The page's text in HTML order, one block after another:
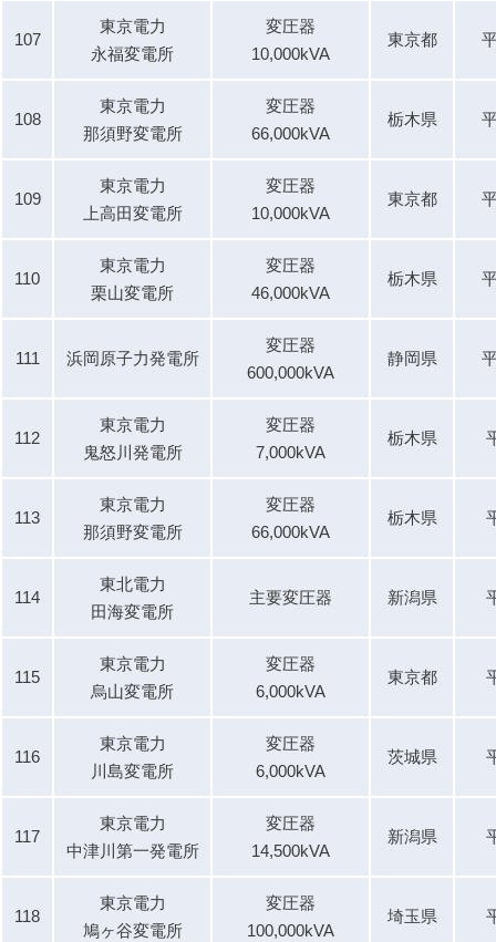
107
東京電力
永福変電所
変圧器
10,000kVA
東京都
108
東京電力
那須野変電所
変圧器
66,000kVA
栃木県
109
東京電力
上高田変電所
変圧器
10,000kVA
東京都
110
東京電力
栗山変電所
変圧器
46,000kVA
栃木県
111 浜岡原子力発電所
変圧器
600,000kVA
静岡県
112
東京電力
鬼怒川発電所
変圧器
7,000kVA
栃木県
113
東京電力
那須野変電所
変圧器
66,000kVA
栃木県
114
東北電力
田海変電所
主要変圧器 新潟県
115
東京電力
烏山変電所
変圧器
6,000kVA
東京都
116
東京電力
川島変電所
変圧器
6,000kVA
茨城県
117
東京電力
中津川第一発電所
変圧器
14,500kVA
新潟県
118
東京電力
鳩ヶ谷変電所
変圧器
100,000kVA
埼玉県